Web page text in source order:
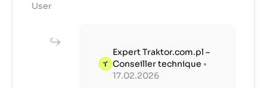
User
Expert Traktor.com.pl –
Conseiller technique •
17.02.2026